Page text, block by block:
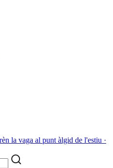
la vaga al punt àlgid de l'estiu ·